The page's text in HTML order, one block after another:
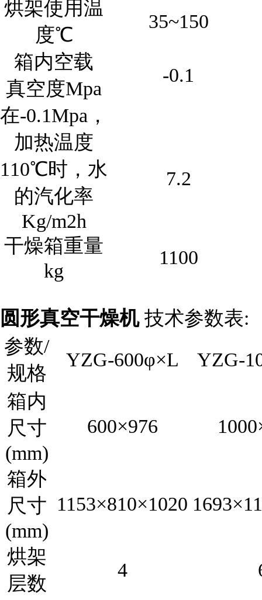
烘架使用温
度℃
35~150
箱内空载
真空度Mpa
-0.1
在-0.1Mpa，
加热温度
110℃时，水
的汽化率
Kg/m2h
7.2
干燥箱重量
kg
1100
圆形真空干燥机技术参数表:
参数/
规格
YZG-600φ×L
YZG-
箱内
尺寸
(mm)
600×976
箱外
尺寸
(mm)
1153×810×1020
烘架
层数
4